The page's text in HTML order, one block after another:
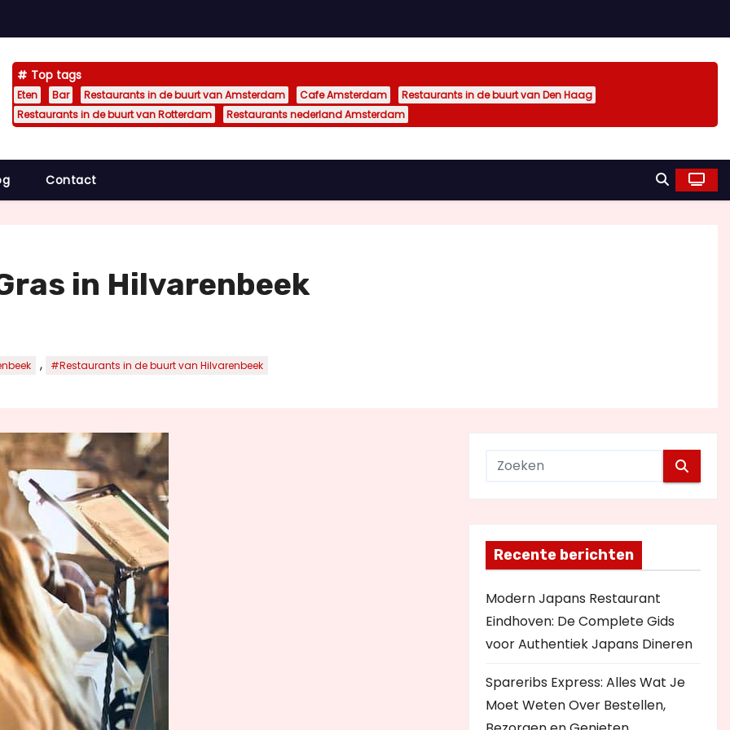
Top tags
Eten Bar Restaurants in de buurt van Amsterdam Cafe Amsterdam
Restaurants in de buurt van Den Haag
Restaurants in de buurt van Rotterdam
Restaurants nederland Amsterdam
Contact
in Hilvarenbeek
, #Restaurants in de buurt van Hilvarenbeek
Recente berichten
Modern Japans Restaurant
Eindhoven: De Complete Gids
voor Authentiek Japans Dineren
Spareribs Express: Alles Wat Je
Moet Weten Over Bestellen,